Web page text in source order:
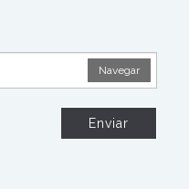
Navegar
Enviar